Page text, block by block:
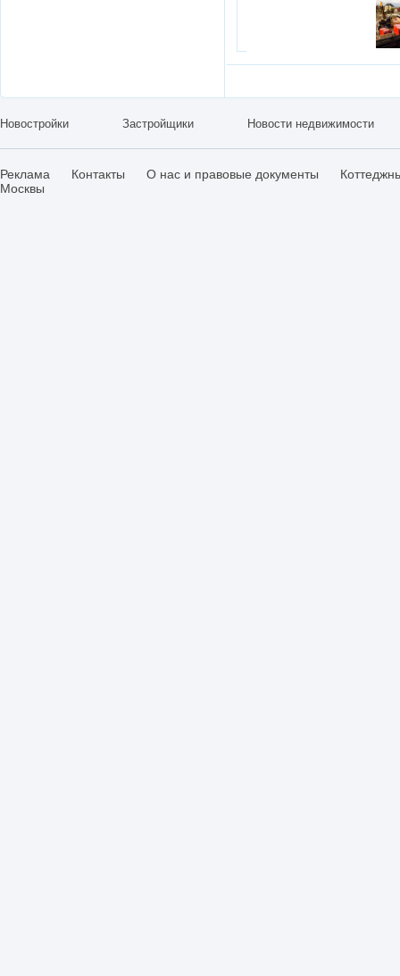
Новостройки Застройщики Новости недвижимости
Реклама Контакты О нас и правовые документы
Москвы